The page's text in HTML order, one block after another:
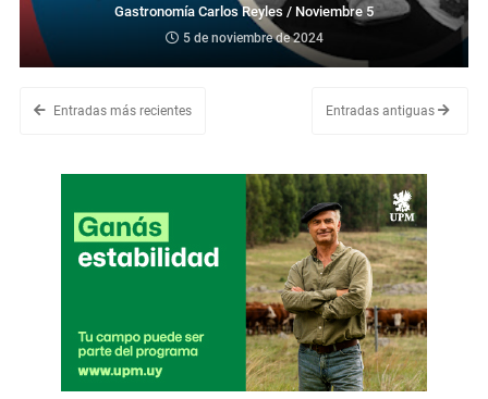
Gastronomía Carlos Reyles / Noviembre 5
5 de noviembre de 2024
Entradas más recientes Entradas antiguas